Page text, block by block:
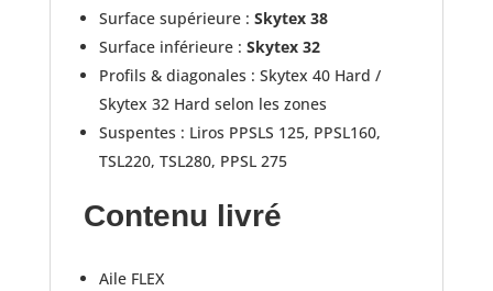
Surface supérieure : Skytex 38
Surface inférieure : Skytex 32
Profils & diagonales : Skytex 40 Hard /
Skytex 32 Hard selon les zones
Suspentes : Liros PPSLS 125, PPSL160,
TSL220, TSL280, PPSL 275
Contenu livré
Aile FLEX